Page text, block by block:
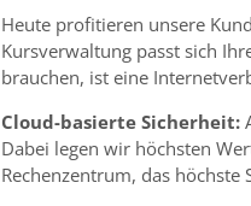
Heute profitieren unsere
Kursverwaltung passt sich
brauchen, ist eine
Cloud-basierte Sicherheit:
Dabei legen wir höchsten
Rechenzentrum, das höchste